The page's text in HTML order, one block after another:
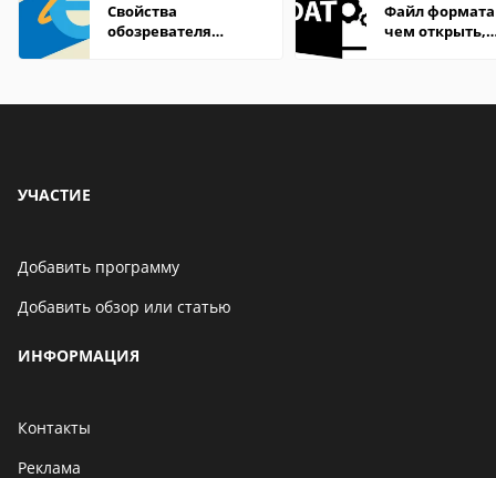
Свойства
обозревателя
Файл формата
чем открыть,
УЧАСТИЕ
Добавить программу
Добавить обзор или статью
ИНФОРМАЦИЯ
Контакты
Реклама